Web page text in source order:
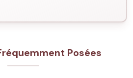
Posées